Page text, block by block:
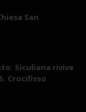
San
Siculiana rivive
Crocifisso